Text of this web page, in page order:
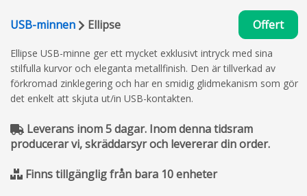
USB-minnen Ellipse Offert
Ellipse USB-minne ger ett mycket exklusivt intryck med sina
stilfulla kurvor och eleganta metallfinish. Den är tillverkad av
förkromad zinklegering och har en smidig glidmekanism som gör
det enkelt att skjuta ut/in USB-kontakten.
Leverans inom 5 dagar. Inom denna tidsram
producerar vi, skräddarsyr och levererar din order.
Finns tillgänglig från bara 10 enheter